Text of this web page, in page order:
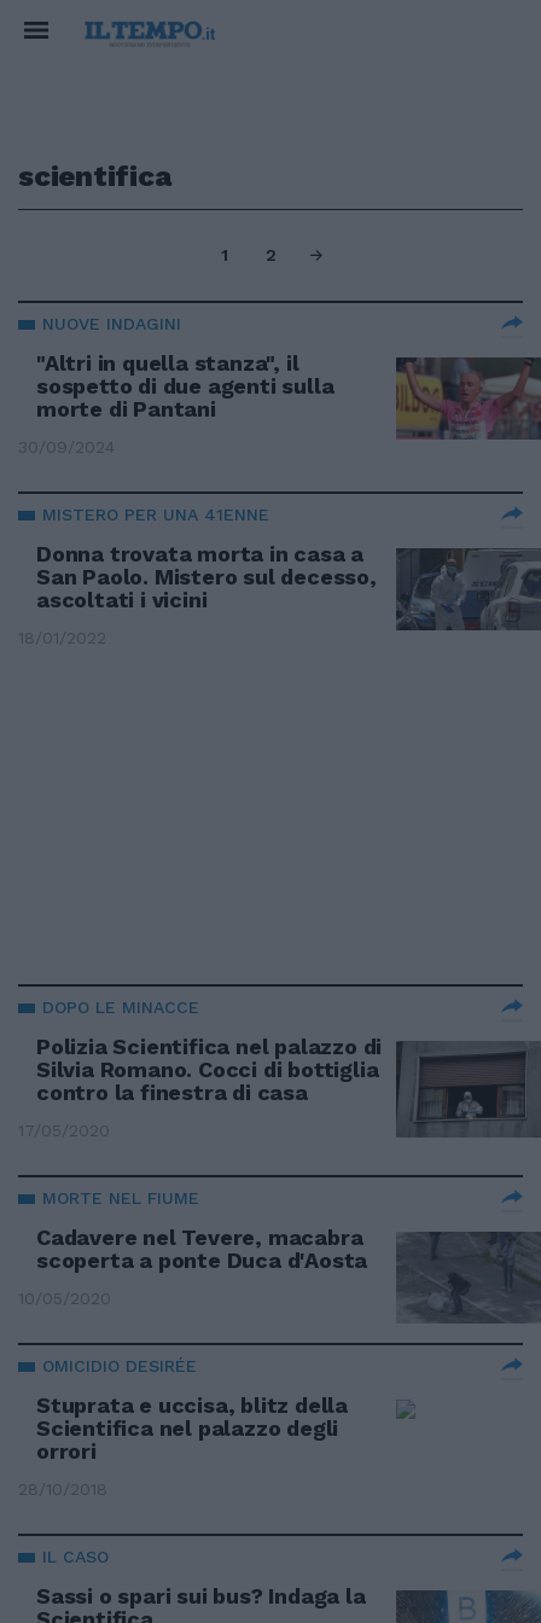
scientifica
1 2
NUOVE INDAGINI
"Altri in quella stanza", il
sospetto di due agenti sulla
morte di Pantani
30/09/2024
MISTERO PER UNA 41ENNE
Donna trovata morta in casa a
San Paolo. Mistero sul decesso,
ascoltati i vicini
18/01/2022
DOPO LE MINACCE
Polizia Scientifica nel palazzo di
Silvia Romano. Cocci di bottiglia
contro la finestra di casa
17/05/2020
MORTE NEL FIUME
Cadavere nel Tevere, macabra
scoperta a ponte Duca d'Aosta
10/05/2020
OMICIDIO DESIRÉE
Stuprata e uccisa, blitz della
Scientifica nel palazzo degli
orrori
28/10/2018
IL CASO
Sassi o spari sui bus? Indaga la